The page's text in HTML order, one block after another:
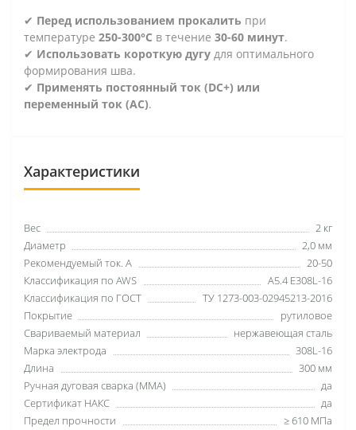
✔ Перед использованием прокалить при
температуре 250-300°C в течение 30-60 минут.
✔ Использовать короткую дугу для оптимального
формирования шва.
✔ Применять постоянный ток (DC+) или
переменный ток (AC).
Характеристики
Вес
2 кг
Диаметр
2,0 мм
Рекомендуемый ток. А
20-50
Классификация по AWS
A5.4 E308L-16
Классификация по ГОСТ
ТУ 1273-003-02945213-2016
Покрытие
рутиловое
Свариваемый материал
нержавеющая сталь
Марка электрода
308L-16
Длина
300 мм
Ручная дуговая сварка (MMA)
да
Сертификат НАКС
да
Предел прочности
≥ 610 МПа